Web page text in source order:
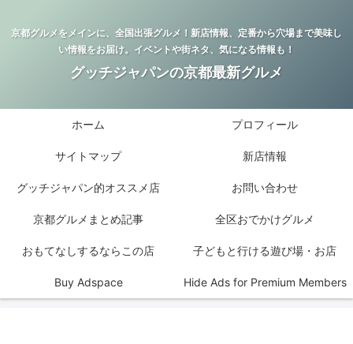
京都グルメをメインに、全国出張グルメ！新店情報、定番から穴場まで美味し
い情報をお届け。イベントや街ネタ、気になる情報も！
グッチジャパンの京都最新グルメ
ホーム プロフィール
サイトマップ 新店情報
グッチジャパン的オススメ店 お問い合わせ
京都グルメまとめ記事 全区おでかけグルメ
おもてなしするならこの店 子どもと行ける遊び場・お店
Buy Adspace Hide Ads for Premium Members